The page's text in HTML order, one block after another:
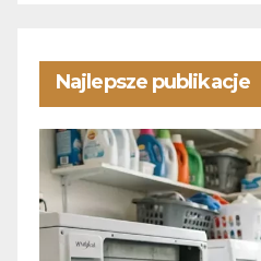
Najlepsze publikacje